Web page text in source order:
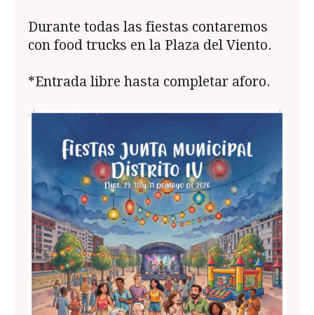
Durante todas las fiestas contaremos
con food trucks en la Plaza del Viento.
*Entrada libre hasta completar aforo.